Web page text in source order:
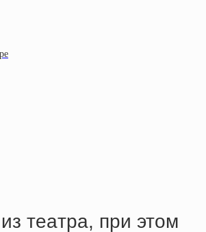
тeaтpa, пpи этoм